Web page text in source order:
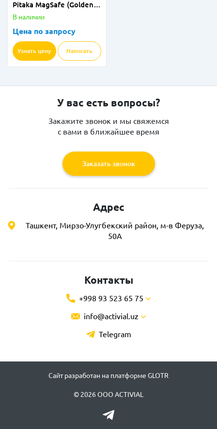
Pitaka MagSafe (Golden
Edition)
В наличии
Цена по запросу
Узнать цену Написать
У вас есть вопросы?
Закажите звонок и мы свяжемся
с вами в ближайшее время
Заказать звонок
Адрес
Ташкент, Мирзо-Улугбекский район, м-в Феруза,
50А
Контакты
+998 93 523 65 75
info@activial.uz
Telegram
Сайт разработан на платформе GLOTR
© 2026 ООО ACTIVIAL